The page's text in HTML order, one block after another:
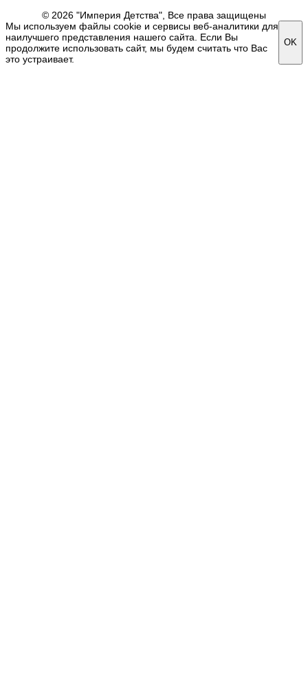
© 2026 "Империя Детства", Все права защищены
Мы используем файлы cookie и сервисы веб-аналитики для
наилучшего представления нашего сайта. Если Вы
продолжите использовать сайт, мы будем считать что Вас
это устраивает.
OK